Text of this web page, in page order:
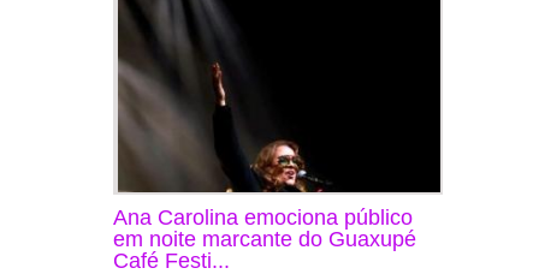
Ana Carolina emociona público
em noite marcante do Guaxupé
Café Festi...